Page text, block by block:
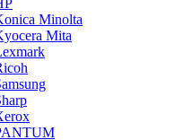
Minolta
Mita